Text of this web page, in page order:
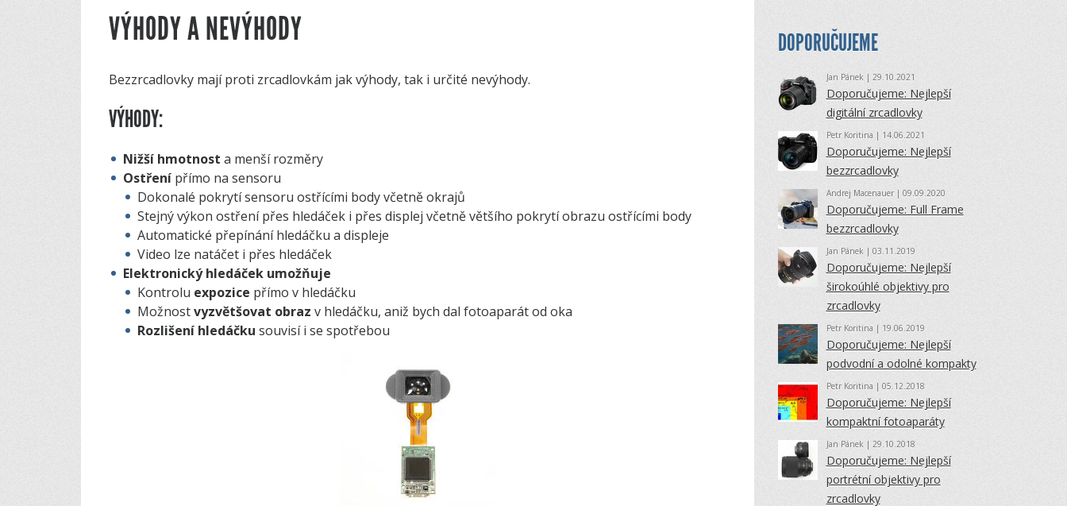
VÝHODY A NEVÝHODY
Bezzrcadlovky mají proti zrcadlovkám jak výhody, tak i určité nevýhody.
VÝHODY:
Nižší hmotnost a menší rozměry
Ostření přímo na sensoru
Dokonalé pokrytí sensoru ostřícími body včetně okrajů
Stejný výkon ostření přes hledáček i přes displej včetně většího pokrytí obrazu ostřícími body
Automatické přepínání hledáčku a displeje
Video lze natáčet i přes hledáček
Elektronický hledáček umožňuje
Kontrolu expozice přímo v hledáčku
Možnostvyzvětšovat obraz v hledáčku, aniž bych dal fotoaparát od oka
Rozlišení hledáčku souvisí i se spotřebou
DOPORUČUJEME
Jan Pánek | 29.10.2021
Doporučujeme: Nejlepší
digitální zrcadlovky
Petr Koritina | 14.06.2021
Doporučujeme: Nejlepší
bezzrcadlovky
Andrej Macenauer| 09.09.2020
Doporučujeme: Full Frame
bezzrcadlovky
Jan Pánek | 03.11.2019
Doporučujeme: Nejlepší
širokoúhlé objektivy pro
zrcadlovky
Petr Koritina | 19.06.2019
Doporučujeme: Nejlepší
podvodní a odolné kompakty
Petr Koritina | 05.12.2018
Doporučujeme: Nejlepší
kompaktní fotoaparáty
Jan Pánek| 29.10.2018
Doporučujeme: Nejlepší
portrétní objektivy pro
zrcadlovky